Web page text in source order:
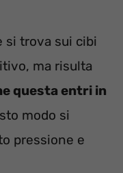
si trova sui cibi
ma risulta
questa entri in
modo si
pressione e